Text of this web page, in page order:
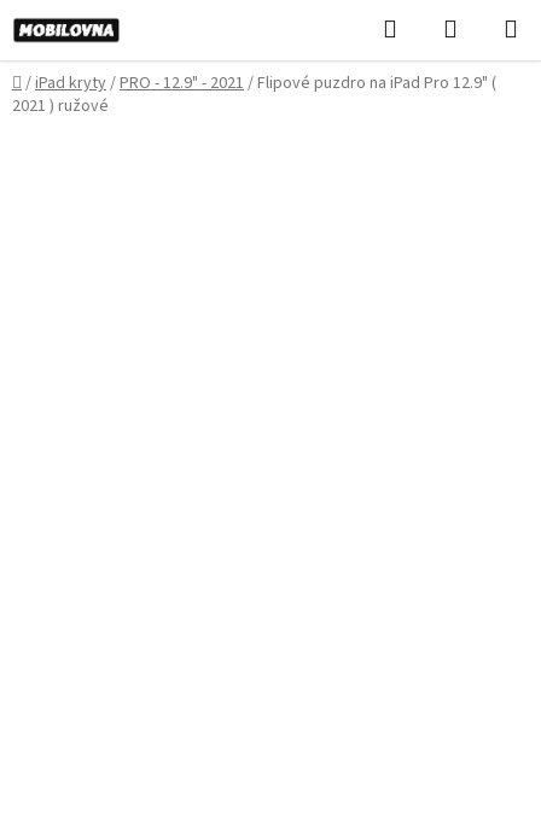
Prejsť
na
obsah
Hľadať
KOŠÍK
Domov
/iPad kryty/PRO - 12.9" - 2021/Flipové puzdro na iPad Pro 12.9" (
2021 ) ružové